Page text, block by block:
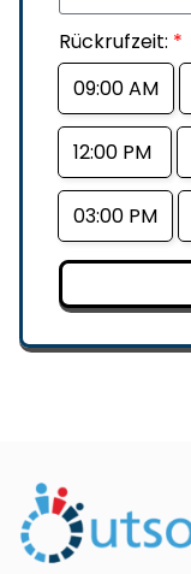
Rückrufzeit: *
09:00 AM
12:00 PM
03:00 PM